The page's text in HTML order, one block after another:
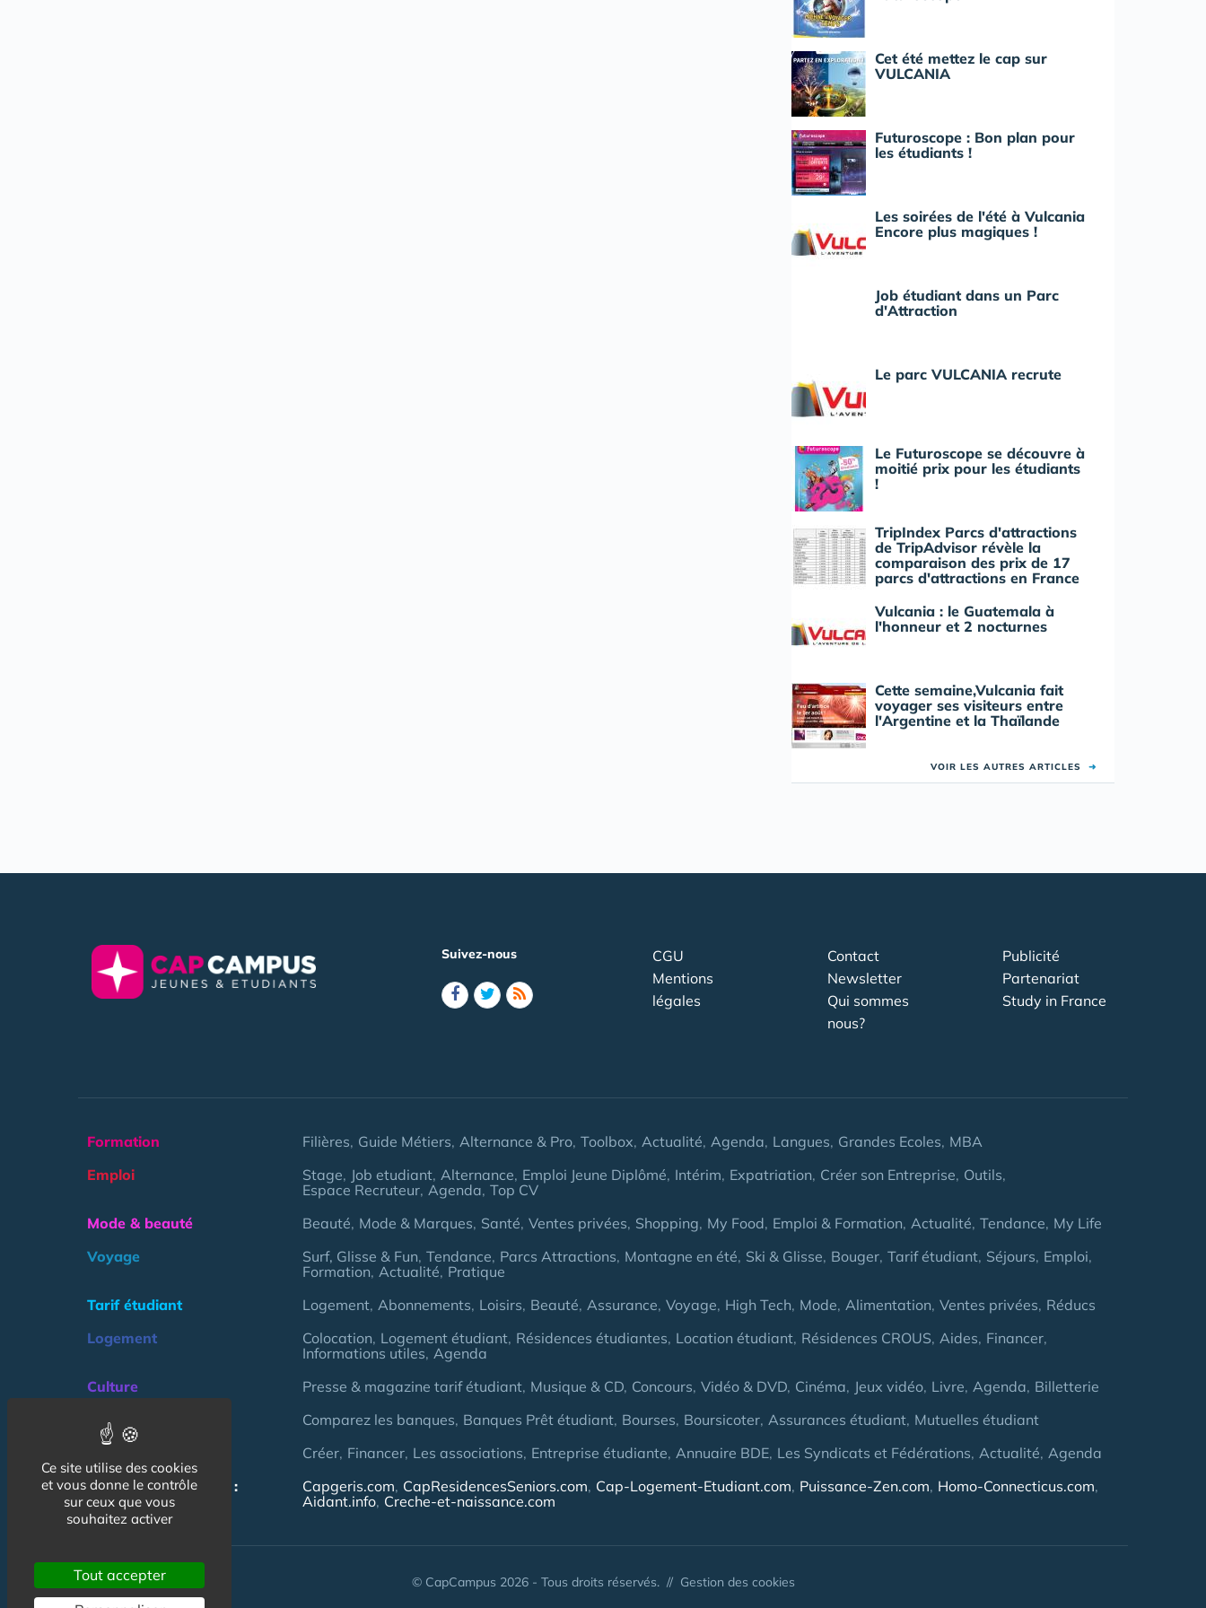
Cet été mettez le cap sur
VULCANIA
Futuroscope : Bon plan pour
les étudiants !
Les soirées de l'été à Vulcania
Encore plus magiques !
Job étudiant dans un Parc
d'Attraction
Le parc VULCANIA recrute
Le Futuroscope se découvre à
moitié prix pour les étudiants
!
TripIndex Parcs d'attractions
de TripAdvisor révèle la
comparaison des prix de 17
parcs d'attractions en France
Vulcania : le Guatemala à
l'honneur et 2 nocturnes
Cette semaine,Vulcania fait
voyager ses visiteurs entre
l'Argentine et la Thaïlande
VOIR LES AUTRES ARTICLES ➜
Suivez-nous
CGU
Mentions
légales
Contact
Newsletter
Qui sommes
nous?
Publicité
Partenariat
Study in France
Formation Filières Guide Métiers Alternance & Pro Toolbox Actualité Agenda Langues Grandes Ecoles MBA
Emploi
Stage Job etudiant Alternance Emploi Jeune Diplômé Intérim Expatriation Créer son Entreprise Outils
Espace Recruteur Agenda Top CV
Mode & beauté
Beauté Mode & Marques Santé Ventes privées Shopping My Food Emploi & Formation Actualité Tendance My Life
Voyage
Surf, Glisse & Fun Tendance Parcs Attractions Montagne en été Ski & Glisse Bouger Tarif étudiant Séjours Emploi
Formation Actualité Pratique
Tarif étudiant
Logement Abonnements Loisirs Beauté Assurance Voyage High Tech Mode Alimentation Ventes privées Réducs
Logement
Colocation Logement étudiant Résidences étudiantes Location étudiant Résidences CROUS Aides Financer
Informations utiles Agenda
Culture
Presse & magazine tarif étudiant Musique & CD Concours Vidéo & DVD Cinéma Jeux vidéo Livre Agenda Billetterie
Argent
Comparez les banques Banques Prêt étudiant Bourses Boursicoter Assurances étudiant Mutuelles étudiant
Créer Financer Les associations Entreprise étudiante Annuaire BDE Les Syndicats et Fédérations Actualité Agenda
NOS AUTRES SITES :
Capgeris.com CapResidencesSeniors.com Cap-Logement-Etudiant.com Puissance-Zen.com Homo-Connecticus.com
Aidant.info Creche-et-naissance.com
© CapCampus 2026 - Tous droits réservés. // Gestion des cookies
Ce site utilise des cookies
et vous donne le contrôle
sur ceux que vous
souhaitez activer
Tout accepter